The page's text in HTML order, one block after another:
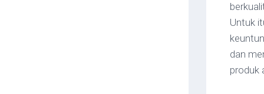
Untuk
dan
produk